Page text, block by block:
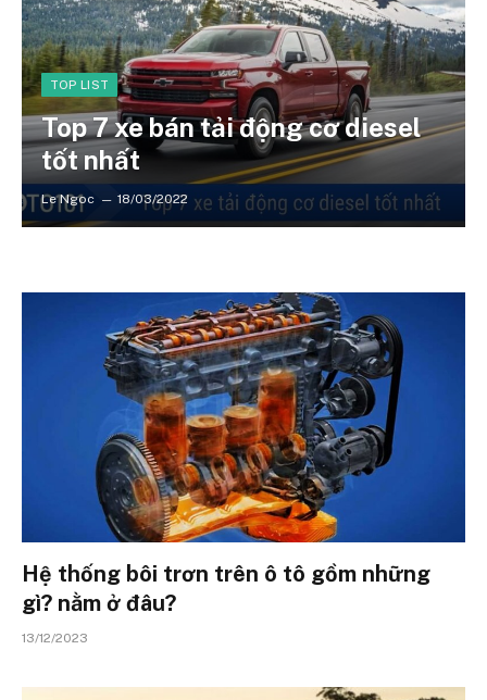
TOP LIST
Top 7 xe bán tải động cơ diesel
tốt nhất
Le Ngoc 18/03/2022
Hệ thống bôi trơn trên ô tô gồm những
gì? nằm ở đâu?
13/12/2023